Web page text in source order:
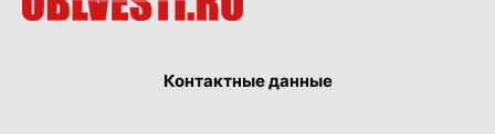
Контактные данные